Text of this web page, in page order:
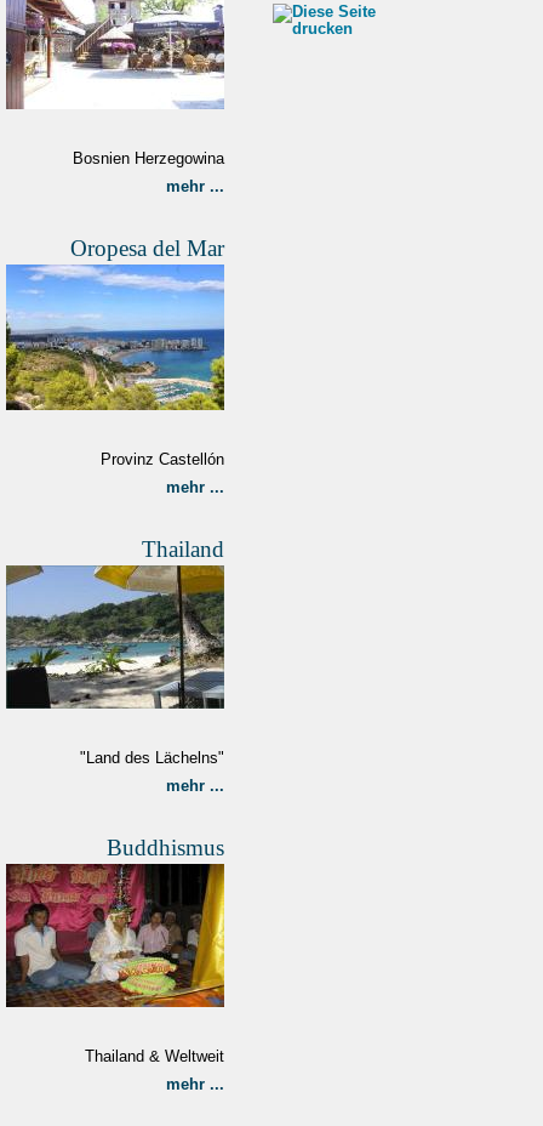
Bosnien Herzegowina
mehr ...
Oropesa del Mar
Provinz Castellón
mehr ...
Thailand
"Land des Lächelns"
mehr ...
Buddhismus
Thailand & Weltweit
mehr ...